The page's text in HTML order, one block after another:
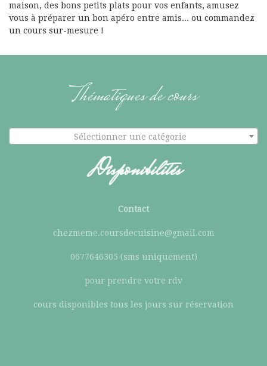
maison, des bons petits plats pour vos enfants, amusez
vous à préparer un bon apéro entre amis... ou commandez
un cours sur-mesure !
Thématiques de cours
Sélectionner une catégorie
Disponibilités
Contact
chezmeme.coursdecuisine@gmail.com
0677646305 (sms uniquement)
pour prendre votre rdv
cours disponibles tous les jours sur réservation